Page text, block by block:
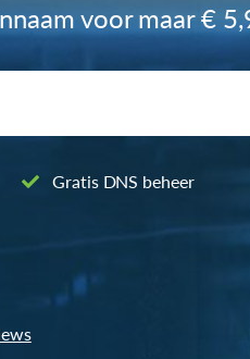
voor maar€
Gratis DNS beheer